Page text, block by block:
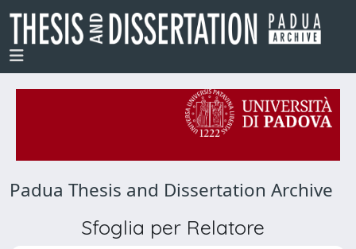
Padua Thesis and Dissertation Archive
Sfoglia per Relatore